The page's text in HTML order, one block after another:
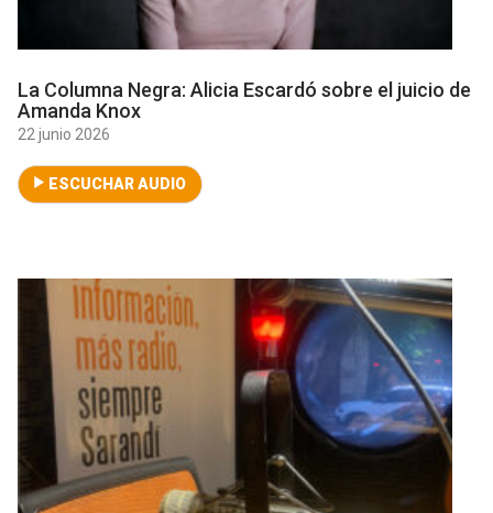
La Columna Negra: Alicia Escardó sobre el juicio de
Amanda Knox
22 junio 2026
ESCUCHAR AUDIO